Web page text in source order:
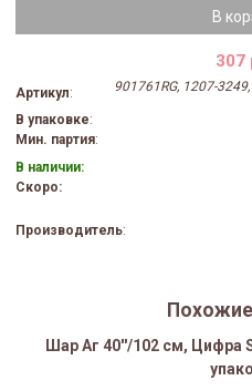
В
307
Артикул:
901761RG, 1207-
В упаковке:
Мин. партия:
В наличии:
Скоро:
Производитель:
Шар Аг 40''/102 см, Цифра